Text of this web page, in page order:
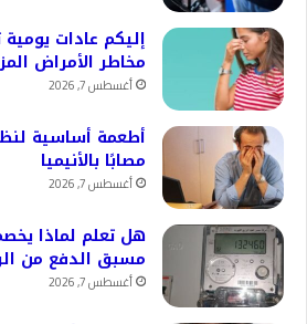
إليكم عادات
مخاطر الأمراض
أغسطس 7, 2026
أطعمة أساسية
مصابًا بالأنيميا
أغسطس 7, 2026
هل تعلم لماذا
مسبق الدفع من الرصيد؟ 5
أغسطس 7, 2026